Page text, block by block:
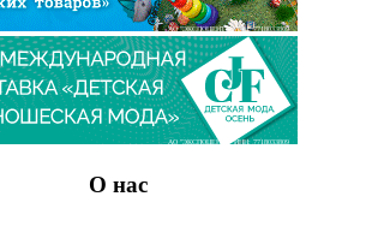
АО "ЭКСПОЦЕНТР" ИНН: 7718033809
АО "ЭКСПОЦЕНТР" ИНН: 7718033809
О нас